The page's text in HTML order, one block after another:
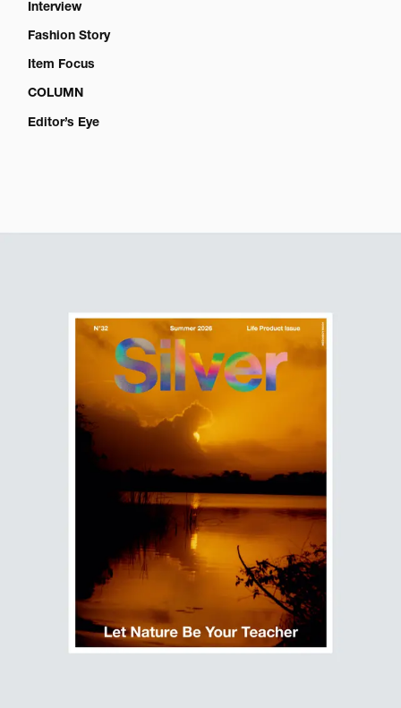
Interview
Fashion Story
Item Focus
COLUMN
Editor’s Eye